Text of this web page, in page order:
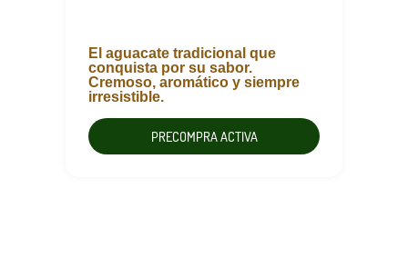
El aguacate tradicional que
conquista por su sabor.
Cremoso, aromático y siempre
irresistible.
PRECOMPRA ACTIVA